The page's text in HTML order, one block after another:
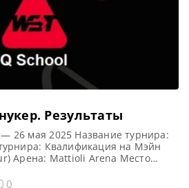
Результаты
26 мая 2025 Название турнира:
Квалификация на Мэйн
Арена: Mattioli Arena Место
Примечание: Всего будет
0